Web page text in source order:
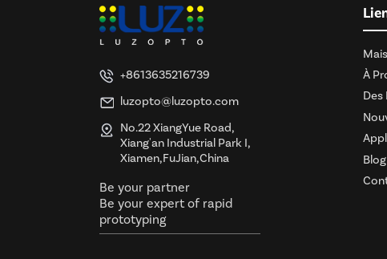
+8613635216739
luzopto@luzopto.com
No.22 XiangYue Road,
Xiang'an Industrial Park I,
Xiamen,FuJian,China
Be your partner
Be your expert of rapid
prototyping
À
Blog